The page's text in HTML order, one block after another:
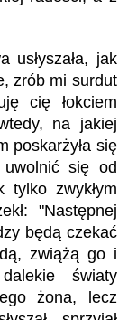
usłyszała, jak
zrób mi surdut
cię łokciem
na jakiej
poskarżyła się
się od
zwykłym
"Następnej
będą czekać
zwiążą go i
światy
żona, lecz